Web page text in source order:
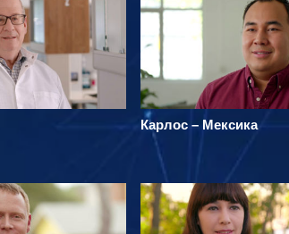
Карлос – Мексика